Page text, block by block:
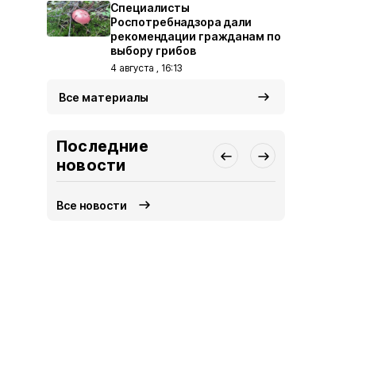
Специалисты
Роспотребнадзора дали
рекомендации гражданам по
выбору грибов
4 августа , 16:13
Все материалы
Последние
новости
Все новости